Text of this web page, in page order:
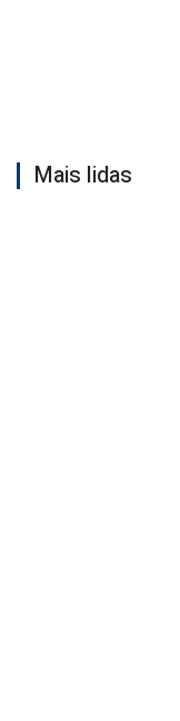
Mais lidas